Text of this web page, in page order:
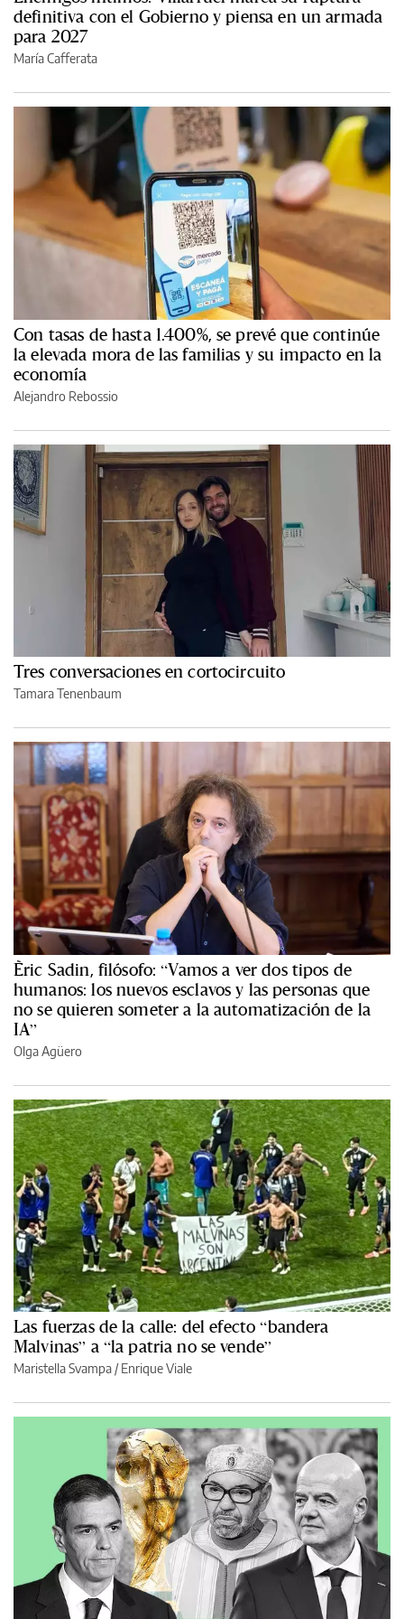
definitiva con el Gobierno y piensa en un armada
para 2027
María Cafferata
Con tasas de hasta 1.400%, se prevé que continúe
la elevada mora de las familias y su impacto en la
economía
Alejandro Rebossio
Tres conversaciones en cortocircuito
Tamara Tenenbaum
Èric Sadin, filósofo: “Vamos a ver dos tipos de
humanos: los nuevos esclavos y las personas que
no se quieren someter a la automatización de la
IA”
Olga Agüero
Las fuerzas de la calle: del efecto “bandera
Malvinas” a “la patria no se vende”
Maristella Svampa /Enrique Viale